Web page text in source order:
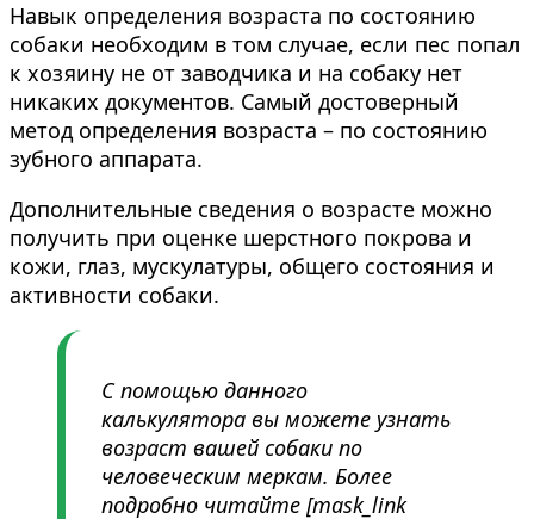
Навык определения возраста по состоянию
собаки необходим в том случае, если пес попал
к хозяину не от заводчика и на собаку нет
никаких документов. Самый достоверный
метод определения возраста – по состоянию
зубного аппарата.
Дополнительные сведения о возрасте можно
получить при оценке шерстного покрова и
кожи, глаз, мускулатуры, общего состояния и
активности собаки.
С помощью данного
калькулятора вы можете узнать
возраст вашей собаки по
человеческим меркам. Более
подробно читайте [mask_link